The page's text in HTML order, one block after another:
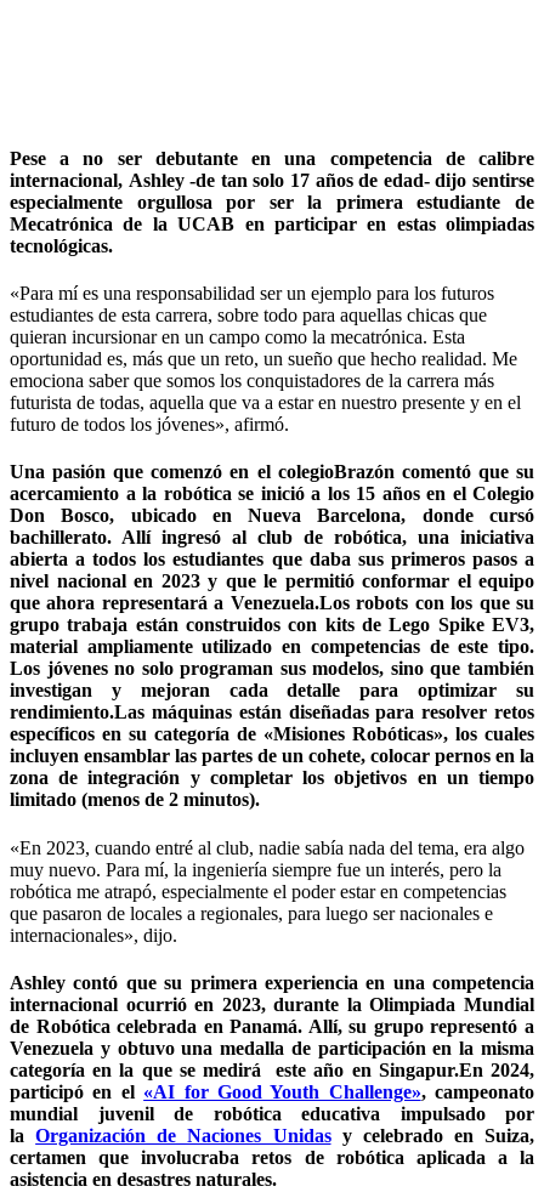
Pese a no ser debutante en una competencia de calibre
internacional, Ashley -de tan solo 17 años de edad- dijo sentirse
especialmente orgullosa por ser la primera estudiante de
Mecatrónica de la UCAB en participar en estas olimpiadas
tecnológicas.
«Para mí es una responsabilidad ser un ejemplo para los futuros
estudiantes de esta carrera, sobre todo para aquellas chicas que
quieran incursionar en un campo como la mecatrónica. Esta
oportunidad es, más que un reto, un sueño que hecho realidad. Me
emociona saber que somos los conquistadores de la carrera más
futurista de todas, aquella que va a estar en nuestro presente y en el
futuro de todos los jóvenes», afirmó.
Una pasión que comenzó en el colegioBrazón comentó que su
acercamiento a la robótica se inició a los 15 años en el Colegio
Don Bosco, ubicado en Nueva Barcelona, donde cursó
bachillerato. Allí ingresó al club de robótica, una iniciativa
abierta a todos los estudiantes que daba sus primeros pasos a
nivel nacional en 2023 y que le permitió conformar el equipo
que ahora representará a Venezuela.Los robots con los que su
grupo trabaja están construidos con kits de Lego Spike EV3,
material ampliamente utilizado en competencias de este tipo.
Los jóvenes no solo programan sus modelos, sino que también
investigan y mejoran cada detalle para optimizar su
rendimiento.Las máquinas están diseñadas para resolver retos
específicos en su categoría de «Misiones Robóticas», los cuales
incluyen ensamblar las partes de un cohete, colocar pernos en la
zona de integración y completar los objetivos en un tiempo
limitado (menos de 2 minutos).
«En 2023, cuando entré al club, nadie sabía nada del tema, era algo
muy nuevo. Para mí, la ingeniería siempre fue un interés, pero la
robótica me atrapó, especialmente el poder estar en competencias
que pasaron de locales a regionales, para luego ser nacionales e
internacionales», dijo.
Ashley contó que su primera experiencia en una competencia
internacional ocurrió en 2023, durante la Olimpiada Mundial
de Robótica celebrada en Panamá. Allí, su grupo representó a
Venezuela y obtuvo una medalla de participación en la misma
categoría en la que se medirá este año en Singapur.En 2024,
participó en el «AI for Good Youth Challenge», campeonato
mundial juvenil de robótica educativa impulsado por
laOrganización de Naciones Unidasy celebrado en Suiza,
certamen que involucraba retos de robótica aplicada a la
asistencia en desastres naturales.